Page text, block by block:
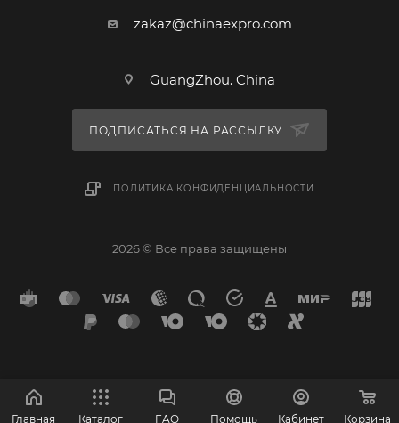
zakaz@chinaexpro.com
GuangZhou. China
ПОДПИСАТЬСЯ НА РАССЫЛКУ
ПОЛИТИКА КОНФИДЕНЦИАЛЬНОСТИ
2026 © Все права защищены
Главная Каталог FAQ Помощь Кабинет Корзина